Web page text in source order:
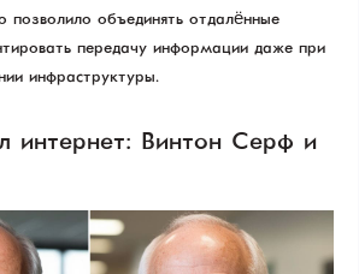
позволило объединять отдалённые
передачу информации даже при
инфраструктуры.
интернет: Винтон Серф и